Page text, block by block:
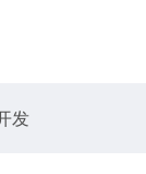
发